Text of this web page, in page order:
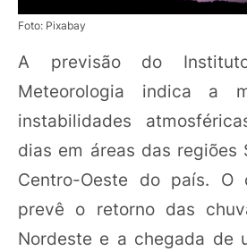
Foto: Pixabay
A previsão do
Meteorologia indica a
instabilidades
dias em áreas das regiões
Centro-Oeste do país. O
prevê o retorno das
Nordeste e a chegada de